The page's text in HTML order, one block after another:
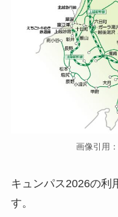
画像引用：
キュンパス2026の利
す。